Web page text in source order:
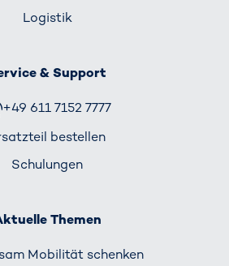
Logistik
& Support
+49 611 7152 7777
bestellen
Schulungen
Themen
Mobilität schenken